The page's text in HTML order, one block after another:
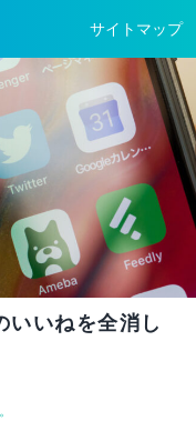
サイトマップ
いねを全消し